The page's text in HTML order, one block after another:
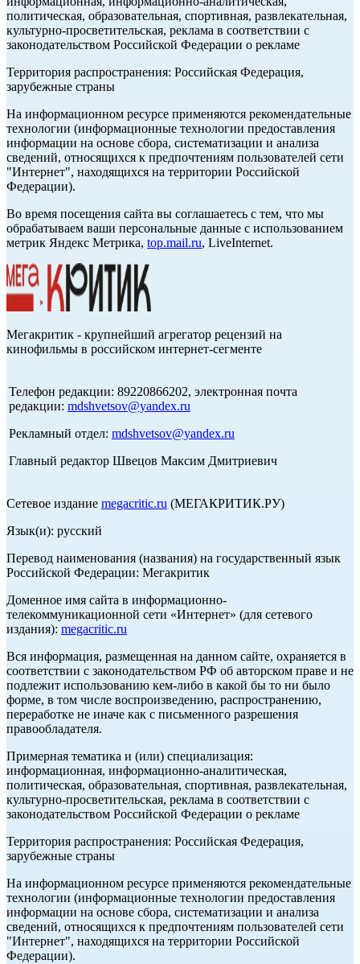
политическая, образовательная, спортивная, развлекательная,
культурно-просветительская, реклама в соответствии с
законодательством Российской Федерации о рекламе
Территория распространения: Российская Федерация,
зарубежные страны
На информационном ресурсе применяются рекомендательные
технологии (информационные технологии предоставления
информации на основе сбора, систематизации и анализа
сведений, относящихся к предпочтениям пользователей сети
"Интернет", находящихся на территории Российской
Федерации).
Во время посещения сайта вы соглашаетесь с тем, что мы
обрабатываем ваши персональные данные с использованием
метрик Яндекс Метрика, top.mail.ru, LiveInternet.
Мегакритик - крупнейший агрегатор рецензий на
кинофильмы в российском интернет-сегменте
Телефон редакции: 89220866202, электронная почта
редакции: mdshvetsov@yandex.ru
Рекламный отдел: mdshvetsov@yandex.ru
Главный редактор Швецов Максим Дмитриевич
Сетевое издание megacritic.ru (МЕГАКРИТИК.РУ)
Язык(и): русский
Перевод наименования (названия) на государственный язык
Российской Федерации: Мегакритик
Доменное имя сайта в информационно-
телекоммуникационной сети «Интернет» (для сетевого
издания): megacritic.ru
Вся информация, размещенная на данном сайте, охраняется в
соответствии с законодательством РФ об авторском праве и не
подлежит использованию кем-либо в какой бы то ни было
форме, в том числе воспроизведению, распространению,
переработке не иначе как с письменного разрешения
правообладателя.
Примерная тематика и (или) специализация:
информационная, информационно-аналитическая,
политическая, образовательная, спортивная, развлекательная,
культурно-просветительская, реклама в соответствии с
законодательством Российской Федерации о рекламе
Территория распространения: Российская Федерация,
зарубежные страны
На информационном ресурсе применяются рекомендательные
технологии (информационные технологии предоставления
информации на основе сбора, систематизации и анализа
сведений, относящихся к предпочтениям пользователей сети
"Интернет", находящихся на территории Российской
Федерации).